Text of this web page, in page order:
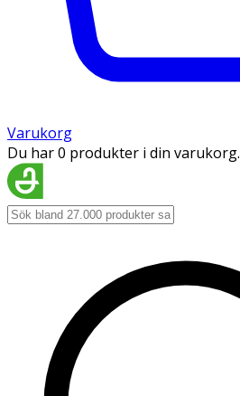
Varukorg
Du har 0 produkter i din varukorg.